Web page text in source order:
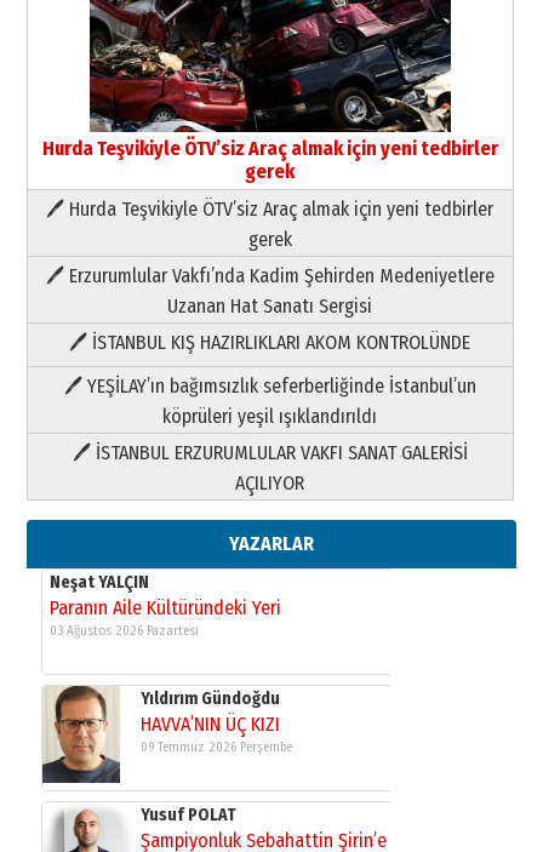
Hurda Teşvikiyle ÖTV’siz Araç almak için yeni tedbirler
gerek
🖊 Hurda Teşvikiyle ÖTV’siz Araç almak için yeni tedbirler
gerek
🖊 Erzurumlular Vakfı’nda Kadim Şehirden Medeniyetlere
Uzanan Hat Sanatı Sergisi
🖊 İSTANBUL KIŞ HAZIRLIKLARI AKOM KONTROLÜNDE
🖊 YEŞİLAY’ın bağımsızlık seferberliğinde İstanbul’un
köprüleri yeşil ışıklandırıldı
🖊 İSTANBUL ERZURUMLULAR VAKFI SANAT GALERİSİ
AÇILIYOR
YAZARLAR
Yıldırım Gündoğdu
HAVVA’NIN ÜÇ KIZI
09 Temmuz 2026 Perşembe
Şampiyonluk Sebahattin Şirin’e
yazar
11 Mayıs 2026 Pazartesi
Paranın Aile Kültüründeki Yeri
03 Ağustos 2026 Pazartesi
Yıldırım Gündoğdu
HAVVA’NIN ÜÇ KIZI
09 Temmuz 2026 Perşembe
Yusuf POLAT
Şampiyonluk Sebahattin Şirin’e
yazar
11 Mayıs 2026 Pazartesi
Neşat YALÇIN
03 Ağustos 2026 Pazartesi
Yıldırım Gündoğdu
09 Temmuz 2026 Perşembe